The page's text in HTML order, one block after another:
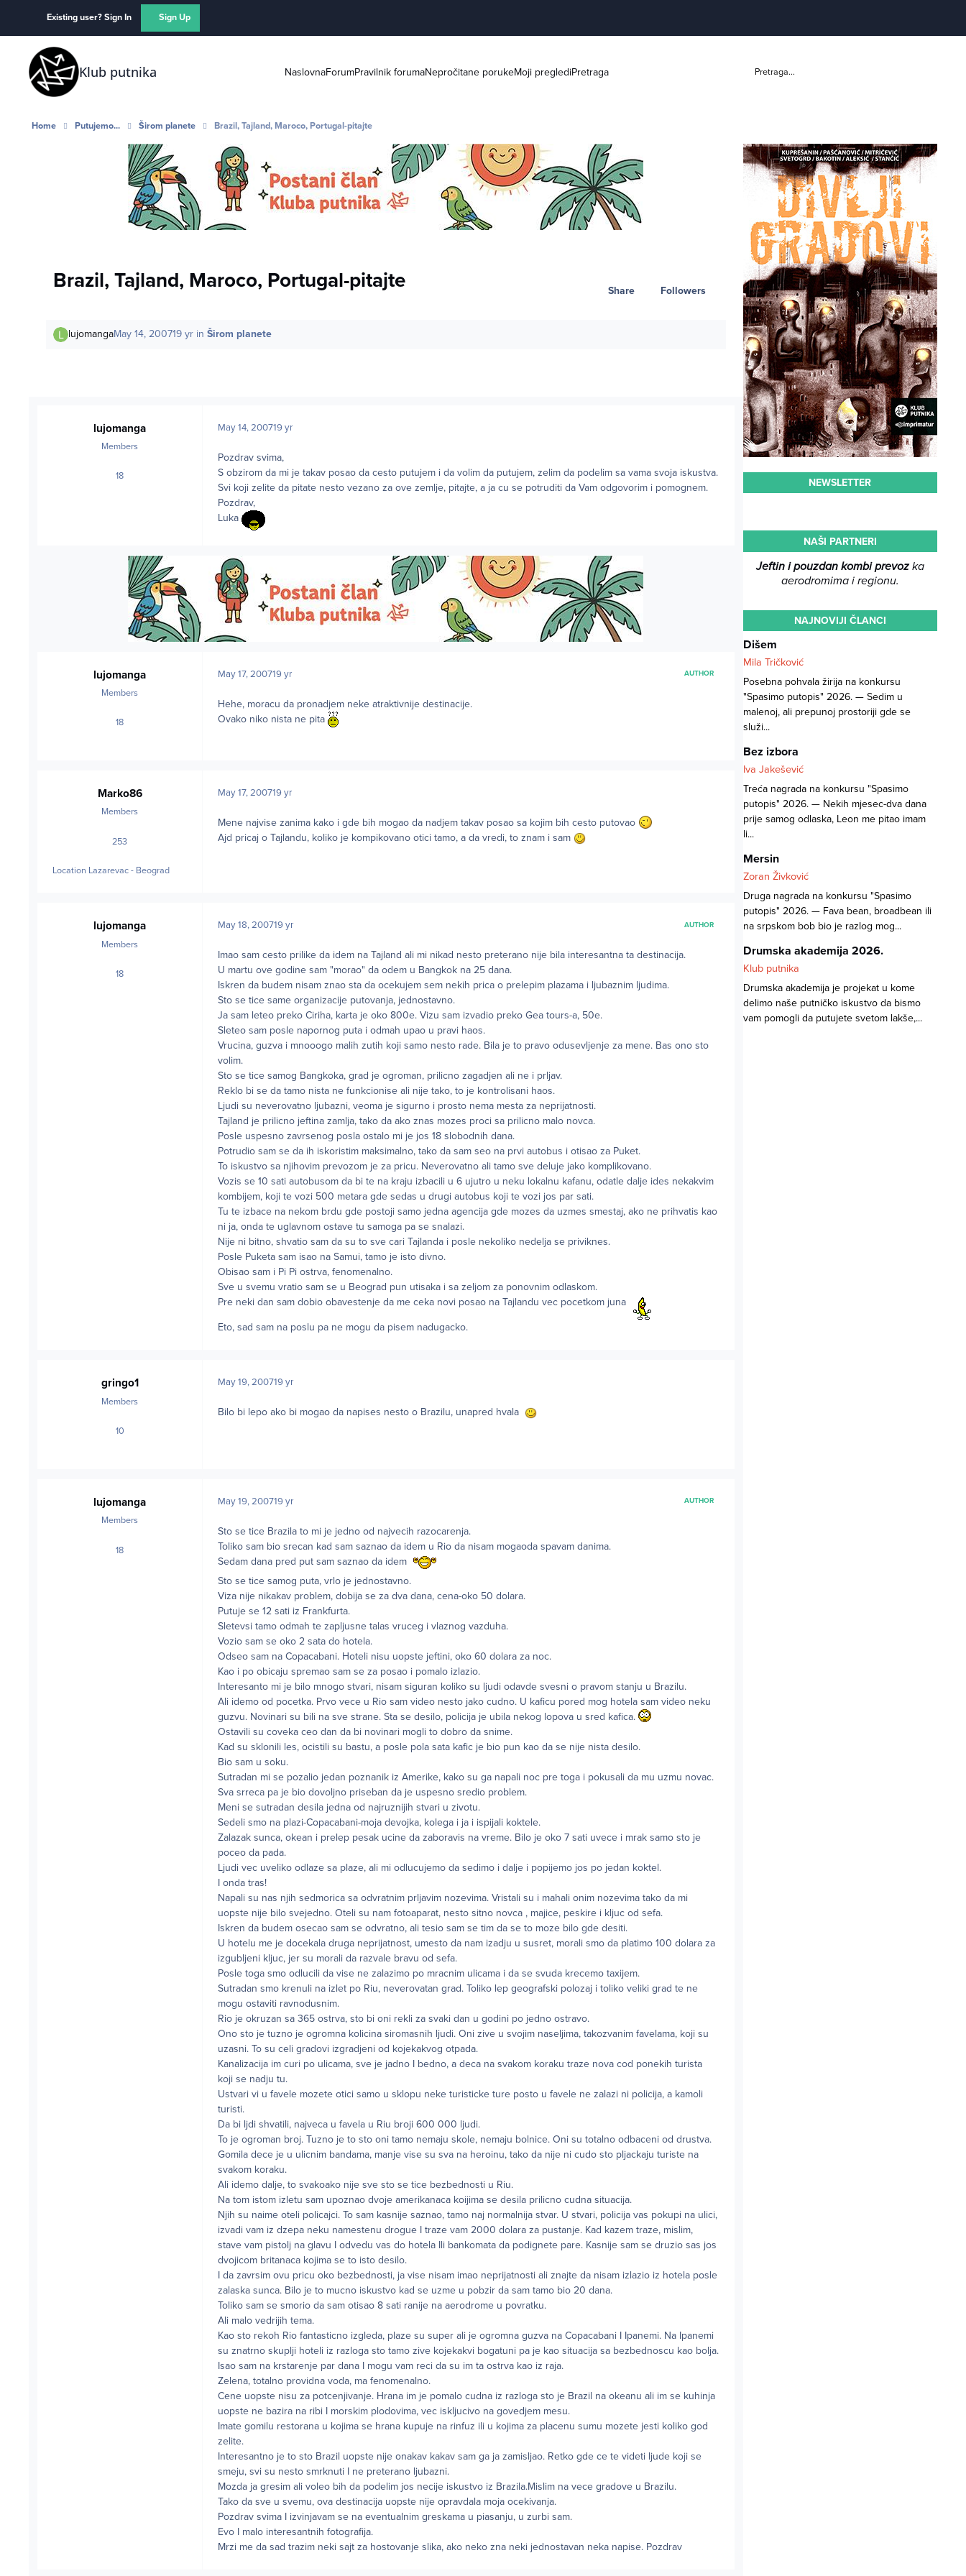
Existing user? Sign In Sign Up
Klub putnika NaslovnaForumPravilnik forumaNepročitane porukeMoji preglediPretraga Pretraga...
Home Putujemo... Širom planete Brazil, Tajland, Maroco, Portugal-pitajte
Brazil, Tajland, Maroco, Portugal-pitajte Share Followers
lujomangaMay 14, 200719 yrin Širom planete
lujomanga
Members
18posts
May 14, 200719 yr
Pozdrav svima,
S obzirom da mi je takav posao da cesto putujem i da volim da putujem, zelim da podelim sa vama svoja iskustva.
Svi koji zelite da pitate nesto vezano za ove zemlje, pitajte, a ja cu se potruditi da Vam odgovorim i pomognem.
Pozdrav,
Luka
lujomanga
Members
18posts
May 17, 200719 yr AUTHOR
Hehe, moracu da pronadjem neke atraktivnije destinacije.
Ovako niko nista ne pita
Marko86
Members
253posts
Location Lazarevac - Beograd
May 17, 200719 yr
Mene najvise zanima kako i gde bih mogao da nadjem takav posao sa kojim bih cesto putovao
Ajd pricaj o Tajlandu, koliko je kompikovano otici tamo, a da vredi, to znam i sam
lujomanga
Members
18posts
May 18, 200719 yr AUTHOR
Imao sam cesto prilike da idem na Tajland ali mi nikad nesto preterano nije bila interesantna ta destinacija.
U martu ove godine sam "morao" da odem u Bangkok na 25 dana.
Iskren da budem nisam znao sta da ocekujem sem nekih prica o prelepim plazama i ljubaznim ljudima.
Sto se tice same organizacije putovanja, jednostavno.
Ja sam leteo preko Ciriha, karta je oko 800e. Vizu sam izvadio preko Gea tours-a, 50e.
Sleteo sam posle napornog puta i odmah upao u pravi haos.
Vrucina, guzva i mnooogo malih zutih koji samo nesto rade. Bila je to pravo odusevljenje za mene. Bas ono sto
volim.
Sto se tice samog Bangkoka, grad je ogroman, prilicno zagadjen ali ne i prljav.
Reklo bi se da tamo nista ne funkcionise ali nije tako, to je kontrolisani haos.
Ljudi su neverovatno ljubazni, veoma je sigurno i prosto nema mesta za neprijatnosti.
Tajland je prilicno jeftina zamlja, tako da ako znas mozes proci sa prilicno malo novca.
Posle uspesno zavrsenog posla ostalo mi je jos 18 slobodnih dana.
Potrudio sam se da ih iskoristim maksimalno, tako da sam seo na prvi autobus i otisao za Puket.
To iskustvo sa njihovim prevozom je za pricu. Neverovatno ali tamo sve deluje jako komplikovano.
Vozis se 10 sati autobusom da bi te na kraju izbacili u 6 ujutro u neku lokalnu kafanu, odatle dalje ides nekakvim
kombijem, koji te vozi 500 metara gde sedas u drugi autobus koji te vozi jos par sati.
Tu te izbace na nekom brdu gde postoji samo jedna agencija gde mozes da uzmes smestaj, ako ne prihvatis kao
ni ja, onda te uglavnom ostave tu samoga pa se snalazi.
Nije ni bitno, shvatio sam da su to sve cari Tajlanda i posle nekoliko nedelja se priviknes.
Posle Puketa sam isao na Samui, tamo je isto divno.
Obisao sam i Pi Pi ostrva, fenomenalno.
Sve u svemu vratio sam se u Beograd pun utisaka i sa zeljom za ponovnim odlaskom.
Pre neki dan sam dobio obavestenje da me ceka novi posao na Tajlandu vec pocetkom juna
Eto, sad sam na poslu pa ne mogu da pisem nadugacko.
gringo1
Members
10posts
May 19, 200719 yr
Bilo bi lepo ako bi mogao da napises nesto o Brazilu, unapred hvala
lujomanga
Members
18posts
May 19, 200719 yr AUTHOR
Sto se tice Brazila to mi je jedno od najvecih razocarenja.
Toliko sam bio srecan kad sam saznao da idem u Rio da nisam mogaoda spavam danima.
Sedam dana pred put sam saznao da idem
Sto se tice samog puta, vrlo je jednostavno.
Viza nije nikakav problem, dobija se za dva dana, cena-oko 50 dolara.
Putuje se 12 sati iz Frankfurta.
Sletevsi tamo odmah te zapljusne talas vruceg i vlaznog vazduha.
Vozio sam se oko 2 sata do hotela.
Odseo sam na Copacabani. Hoteli nisu uopste jeftini, oko 60 dolara za noc.
Kao i po obicaju spremao sam se za posao i pomalo izlazio.
Interesanto mi je bilo mnogo stvari, nisam siguran koliko su ljudi odavde svesni o pravom stanju u Brazilu.
Ali idemo od pocetka. Prvo vece u Rio sam video nesto jako cudno. U kaficu pored mog hotela sam video neku
guzvu. Novinari su bili na sve strane. Sta se desilo, policija je ubila nekog lopova u sred kafica.
Ostavili su coveka ceo dan da bi novinari mogli to dobro da snime.
Kad su sklonili les, ocistili su bastu, a posle pola sata kafic je bio pun kao da se nije nista desilo.
Bio sam u soku.
Sutradan mi se pozalio jedan poznanik iz Amerike, kako su ga napali noc pre toga i pokusali da mu uzmu novac.
Sva srreca pa je bio dovoljno priseban da je uspesno sredio problem.
Meni se sutradan desila jedna od najruznijih stvari u zivotu.
Sedeli smo na plazi-Copacabani-moja devojka, kolega i ja i ispijali koktele.
Zalazak sunca, okean i prelep pesak ucine da zaboravis na vreme. Bilo je oko 7 sati uvece i mrak samo sto je
poceo da pada.
Ljudi vec uveliko odlaze sa plaze, ali mi odlucujemo da sedimo i dalje i popijemo jos po jedan koktel.
I onda tras!
Napali su nas njih sedmorica sa odvratnim prljavim nozevima. Vristali su i mahali onim nozevima tako da mi
uopste nije bilo svejedno. Oteli su nam fotoaparat, nesto sitno novca , majice, peskire i kljuc od sefa.
Iskren da budem osecao sam se odvratno, ali tesio sam se tim da se to moze bilo gde desiti.
U hotelu me je docekala druga neprijatnost, umesto da nam izadju u susret, morali smo da platimo 100 dolara za
izgubljeni kljuc, jer su morali da razvale bravu od sefa.
Posle toga smo odlucili da vise ne zalazimo po mracnim ulicama i da se svuda krecemo taxijem.
Sutradan smo krenuli na izlet po Riu, neverovatan grad. Toliko lep geografski polozaj i toliko veliki grad te ne
mogu ostaviti ravnodusnim.
Rio je okruzan sa 365 ostrva, sto bi oni rekli za svaki dan u godini po jedno ostravo.
Ono sto je tuzno je ogromna kolicina siromasnih ljudi. Oni zive u svojim naseljima, takozvanim favelama, koji su
uzasni. To su celi gradovi izgradjeni od kojekakvog otpada.
Kanalizacija im curi po ulicama, sve je jadno I bedno, a deca na svakom koraku traze nova cod ponekih turista
koji se nadju tu.
Ustvari vi u favele mozete otici samo u sklopu neke turisticke ture posto u favele ne zalazi ni policija, a kamoli
turisti.
Da bi ljdi shvatili, najveca u favela u Riu broji 600 000 ljudi.
To je ogroman broj. Tuzno je to sto oni tamo nemaju skole, nemaju bolnice. Oni su totalno odbaceni od drustva.
Gomila dece je u ulicnim bandama, manje vise su sva na heroinu, tako da nije ni cudo sto pljackaju turiste na
svakom koraku.
Ali idemo dalje, to svakoako nije sve sto se tice bezbednosti u Riu.
Na tom istom izletu sam upoznao dvoje amerikanaca koijima se desila prilicno cudna situacija.
Njih su naime oteli policajci. To sam kasnije saznao, tamo naj normalnija stvar. U stvari, policija vas pokupi na ulici,
izvadi vam iz dzepa neku namestenu drogue I traze vam 2000 dolara za pustanje. Kad kazem traze, mislim,
stave vam pistolj na glavu I odvedu vas do hotela Ili bankomata da podignete pare. Kasnije sam se druzio sas jos
dvojicom britanaca kojima se to isto desilo.
I da zavrsim ovu pricu oko bezbednosti, ja vise nisam imao neprijatnosti ali znajte da nisam izlazio iz hotela posle
zalaska sunca. Bilo je to mucno iskustvo kad se uzme u pobzir da sam tamo bio 20 dana.
Toliko sam se smorio da sam otisao 8 sati ranije na aerodrome u povratku.
Ali malo vedrijih tema.
Kao sto rekoh Rio fantasticno izgleda, plaze su super ali je ogromna guzva na Copacabani I Ipanemi. Na Ipanemi
su znatrno skuplji hoteli iz razloga sto tamo zive kojekakvi bogatuni pa je kao situacija sa bezbednoscu kao bolja.
Isao sam na krstarenje par dana I mogu vam reci da su im ta ostrva kao iz raja.
Zelena, totalno providna voda, ma fenomenalno.
Cene uopste nisu za potcenjivanje. Hrana im je pomalo cudna iz razloga sto je Brazil na okeanu ali im se kuhinja
uopste ne bazira na ribi I morskim plodovima, vec iskljucivo na govedjem mesu.
Imate gomilu restorana u kojima se hrana kupuje na rinfuz ili u kojima za placenu sumu mozete jesti koliko god
zelite.
Interesantno je to sto Brazil uopste nije onakav kakav sam ga ja zamisljao. Retko gde ce te videti ljude koji se
smeju, svi su nesto smrknuti I ne preterano ljubazni.
Mozda ja gresim ali voleo bih da podelim jos necije iskustvo iz Brazila.Mislim na vece gradove u Brazilu.
Tako da sve u svemu, ova destinacija uopste nije opravdala moja ocekivanja.
Pozdrav svima I izvinjavam se na eventualnim greskama u piasanju, u zurbi sam.
Evo I malo interesantnih fotografija.
Mrzi me da sad trazim neki sajt za hostovanje slika, ako neko zna neki jednostavan neka napise. Pozdrav
NEWSLETTER
NAŠI PARTNERI
Jeftin i pouzdan kombi prevozka
aerodromima i regionu.
NAJNOVIJI ČLANCI
Dišem
Mila Tričković
Posebna pohvala žirija na konkursu
"Spasimo putopis" 2026. — Sedim u
malenoj, ali prepunoj prostoriji gde se
služi...
Bez izbora
Iva Jakešević
Treća nagrada na konkursu "Spasimo
putopis" 2026. — Nekih mjesec-dva dana
prije samog odlaska, Leon me pitao imam
li...
Mersin
Zoran Živković
Druga nagrada na konkursu "Spasimo
putopis" 2026. — Fava bean, broadbean ili
na srpskom bob bio je razlog mog...
Drumska akademija 2026.
Klub putnika
Drumska akademija je projekat u kome
delimo naše putničko iskustvo da bismo
vam pomogli da putujete svetom lakše,...